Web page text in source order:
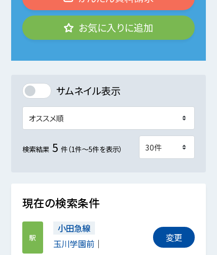
お気に入りに追加
サムネイル表示
検索結果 5 件（1件～5件を表示）
現在の検索条件
駅
小田急線
玉川学園前
変更